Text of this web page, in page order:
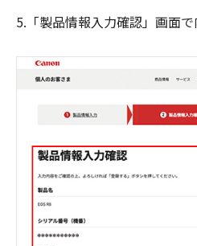
5.「製品情報入力確認」画面